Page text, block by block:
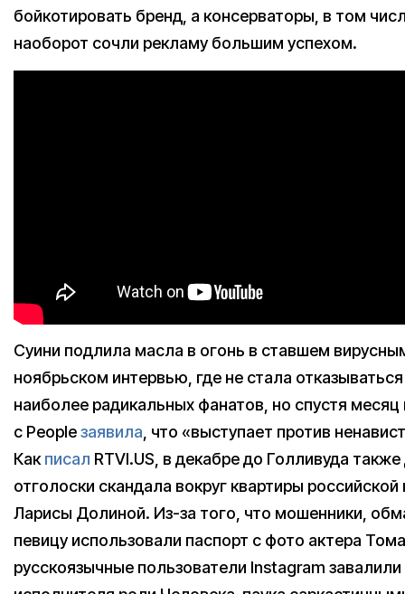
бойкотировать бренд, а консерваторы, в том
наоборот сочли рекламу большим успехом.
Суини подлила масла в огонь в ставшем
ноябрьском интервью, где не стала
наиболее радикальных фанатов, но спустя месяц
с Peopleзаявила, что «выступает против
Какписал RTVI.US, в декабре до Голливуда
отголоски скандала вокруг квартиры
Ларисы Долиной. Из-за того, что мошенники,
певицу использовали паспорт с фото актера
русскоязычные пользователи Instagram завалили